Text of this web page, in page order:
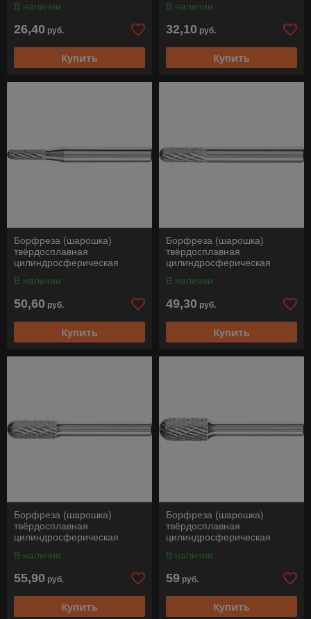
PLUS, Pferd
В наличии
26,40 руб.
Купить
PLUS, Pferd
В наличии
32,10 руб.
Купить
Борфреза (шарошка)
твёрдосплавная
цилиндросферическая
PLUS, Pferd
В наличии
50,60 руб.
Купить
Борфреза (шарошка)
твёрдосплавная
цилиндросферическая
PLUS, Pferd
В наличии
49,30 руб.
Купить
Борфреза (шарошка)
твёрдосплавная
цилиндросферическая
PLUS, Pferd
В наличии
55,90 руб.
Купить
Борфреза (шарошка)
твёрдосплавная
цилиндросферическая
PLUS, Pferd
В наличии
59 руб.
Купить